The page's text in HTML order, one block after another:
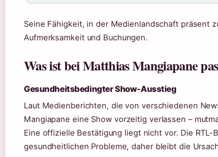
Seine Fähigkeit, in der Medienlandschaft präsent
Aufmerksamkeit und Buchungen.
Was ist bei Matthias Mangiapane
Gesundheitsbedingter Show-Ausstieg
Laut Medienberichten, die von verschiedenen
Mangiapane eine Show vorzeitig verlassen –
Eine offizielle Bestätigung liegt nicht vor. Die
gesundheitlichen Probleme, daher bleibt die